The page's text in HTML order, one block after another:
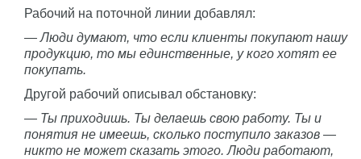
Рабочий на поточной линии добавлял:
— Люди думают, что если клиенты покупают нашу
продукцию, то мы единственные, у кого хотят ее
покупать.
Другой рабочий описывал обстановку:
— Ты приходишь. Ты делаешь свою работу. Ты и
понятия не имеешь, сколько поступило заказов —
никто не может сказать этого. Люди работают,